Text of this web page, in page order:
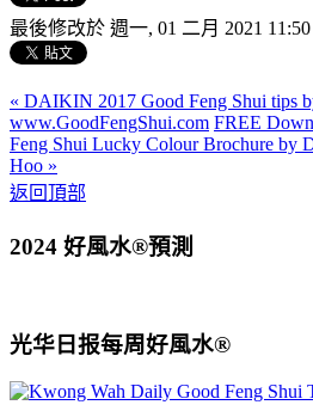
最後修改於 週一, 01 二月 2021 11:50
« DAIKIN 2017 Good Feng Shui tips
www.GoodFengShui.com FREE
Feng Shui Lucky Colour Brochure by
Hoo »
返回頂部
2024 好風水®預測
光华日报每周好風水®